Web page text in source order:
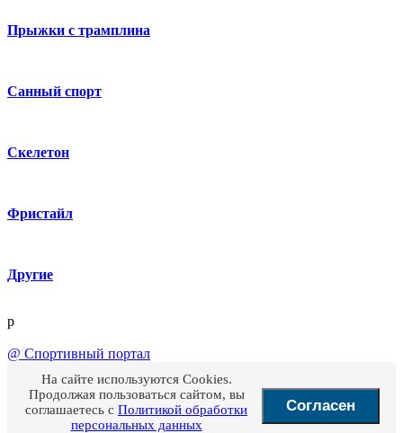
Прыжки с трамплина
Санный спорт
Скелетон
Фристайл
Другие
p
@ Спортивный портал
На сайте используются Cookies.
Продолжая пользоваться сайтом, вы
соглашаетесь с Политикой обработки
персональных данных
Согласен